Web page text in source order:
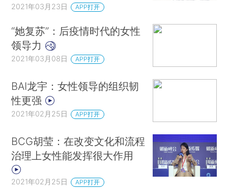
2021年03月23日 APP打开
“她复苏”：后疫情时代的女性
领导力
2021年03月08日 APP打开
BAI龙宇：女性领导的组织韧
性更强
2021年02月25日 APP打开
BCG胡莹：在改变文化和流程
治理上女性能发挥很大作用
2021年02月25日 APP打开